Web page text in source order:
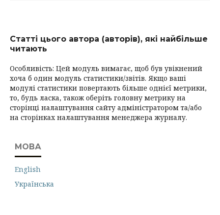
Статті цього автора (авторів), які найбільше
читають
Особливість: Цей модуль вимагає, щоб був увікнений
хоча б один модуль статистики/звітів. Якщо ваші
модулі статистики повертають більше однієї метрики,
то, будь ласка, також оберіть головну метрику на
сторінці налаштування сайту адміністратором та/або
на сторінках налаштування менеджера журналу.
МОВА
English
Українська